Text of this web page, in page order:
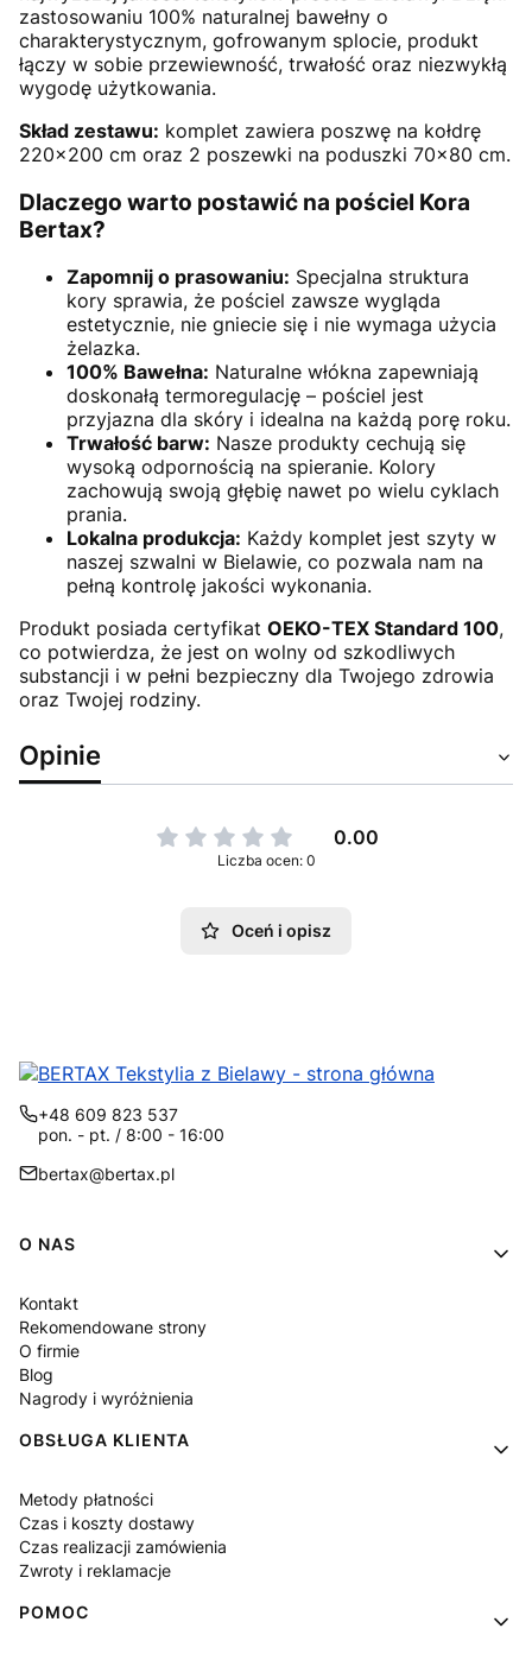
zastosowaniu 100% naturalnej bawełny o
charakterystycznym, gofrowanym splocie, produkt
łączy w sobie przewiewność, trwałość oraz niezwykłą
wygodę użytkowania.
Skład zestawu: komplet zawiera poszwę na kołdrę
220×200 cm oraz 2 poszewki na poduszki 70×80 cm.
Dlaczego warto postawić na pościel Kora
Bertax?
Zapomnij o prasowaniu: Specjalna struktura
kory sprawia, że pościel zawsze wygląda
estetycznie, nie gniecie się i nie wymaga użycia
żelazka.
100% Bawełna: Naturalne włókna zapewniają
doskonałą termoregulację – pościel jest
przyjazna dla skóry i idealna na każdą porę roku.
Trwałość barw: Nasze produkty cechują się
wysoką odpornością na spieranie. Kolory
zachowują swoją głębię nawet po wielu cyklach
prania.
Lokalna produkcja: Każdy komplet jest szyty w
naszej szwalni w Bielawie, co pozwala nam na
pełną kontrolę jakości wykonania.
Produkt posiada certyfikat OEKO-TEX Standard 100,
co potwierdza, że jest on wolny od szkodliwych
substancji i w pełni bezpieczny dla Twojego zdrowia
oraz Twojej rodziny.
Opinie
0.00
Liczba ocen: 0
Oceń i opisz
+48 609 823 537
pon. - pt. / 8:00 - 16:00
bertax@bertax.pl
Linki w stopce
O NAS
Kontakt
Rekomendowane strony
O firmie
Blog
Nagrody i wyróżnienia
OBSŁUGA KLIENTA
Metody płatności
Czas i koszty dostawy
Czas realizacji zamówienia
Zwroty i reklamacje
POMOC